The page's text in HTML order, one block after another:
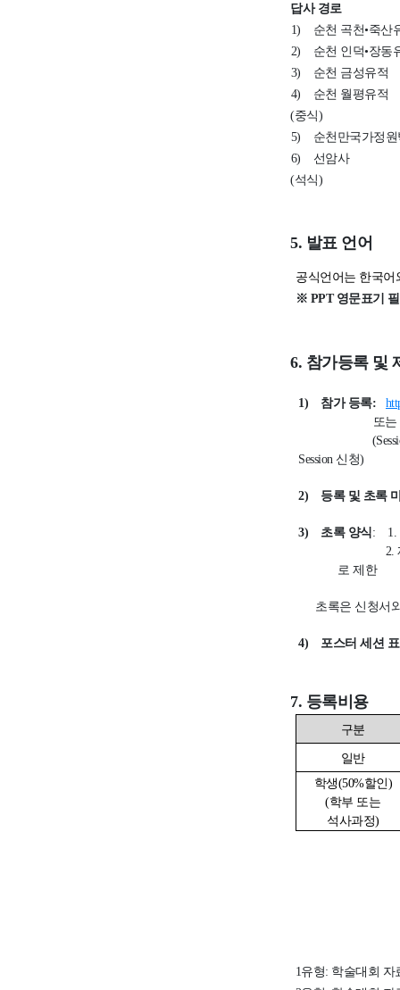
답사 경로
1)
순천 곡천•죽산
2)
순천 인덕•장동
3)
순천 금성유적
4)
순천 월평유적
(중식)
5)
순천만국가정
6)
선암사
(석식)
5. 발표 언어
공식언어는 한국어
※ PPT 영문표기
6. 참가등록 및
1) 참가 등록:
또
Session 신청)
2) 등록 및 초록
3) 초록 양식 : 1.
2.
로 제한
초록은 신청서
4) 포스터 세션
7. 등록비용
구분
일반
학생(50%할인)
(학부 또는
석사과정)
1유형: 학술대회 자